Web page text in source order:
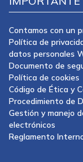
Contamos con un
Política de
datos personales
Documento de
Política de cookies
Código de Ética y
Procedimiento de
Gestión y manejo
electrónicos
Reglamento